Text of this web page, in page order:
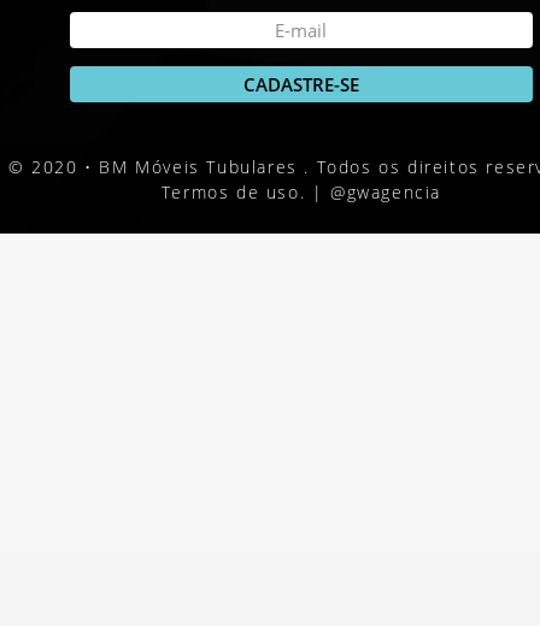
© 2020 • BM Móveis Tubulares . Todos os direitos
Termos de uso. |@gwagencia